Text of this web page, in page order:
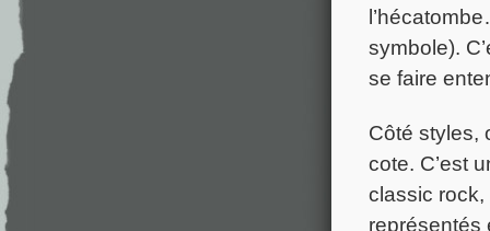
symbole).
se faire
Côté styles,
cote. C’est
classic
représentés